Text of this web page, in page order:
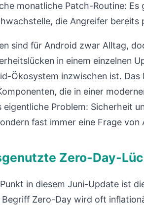
monatliche Patch-Routine:
die Angreifer
sind für Android zwar Alltag,
in einem einzelnen
Ökosystem inzwischen ist.
die in einer
eigentliche Problem: Sicherheit
fast immer eine Frage von
Zero-Day-
in diesem Juni-Update ist
Zero-Day wird oft